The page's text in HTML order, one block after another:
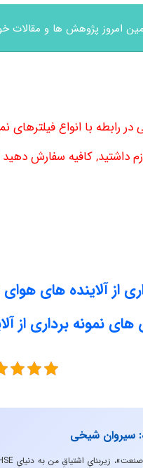
امروز پژوهش ها و مقالات
در رابطه با انواع
داشتید, کافیه سفارش دهید
از آلاینده های
نمونه برداری از
سیروان شیخی